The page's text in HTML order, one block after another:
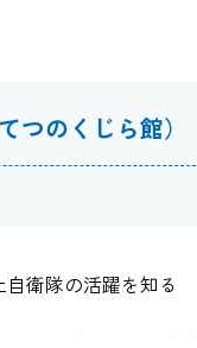
つのくじら館）
衛隊の活躍を知る